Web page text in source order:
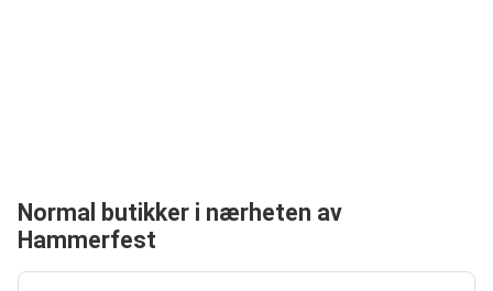
Normal butikker i nærheten av
Hammerfest